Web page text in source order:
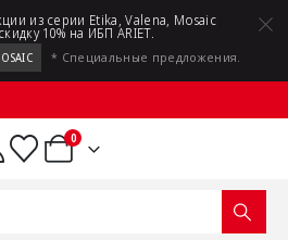
из серии Etika, Valena, Mosaic
10% на ИБП ARIET.
* Специальные предложения.
0